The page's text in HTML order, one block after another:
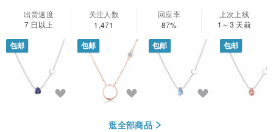
出货速度
7 日以上
关注人数
1,471
回应率
87%
上次上线
1～3 天前
包邮 包邮 包邮 包邮
逛全部商品